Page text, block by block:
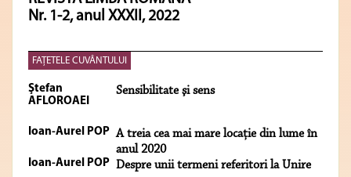
Nr. 1-2, anul XXXII, 2022
FAȚETELE CUVÂNTULUI
Ştefan
AFLOROAEI
Sensibilitate şi sens
Ioan-Aurel POP A treia cea mai mare locație din lume în
anul 2020
Ioan-Aurel POP Despre unii termeni referitori la Unire